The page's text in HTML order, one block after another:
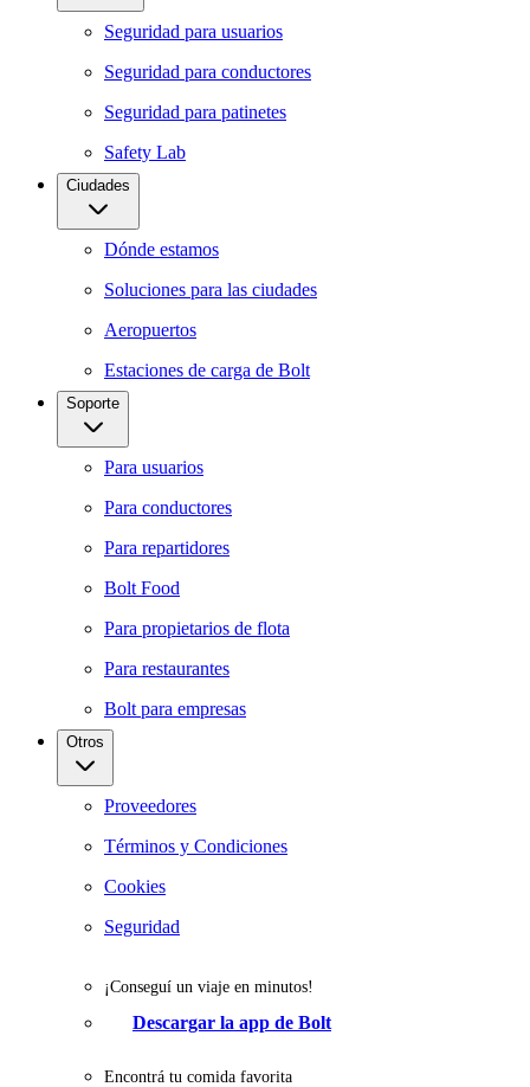
Seguridad para usuarios
Seguridad para conductores
Seguridad para patinetes
Safety Lab
Ciudades
Dónde estamos
Soluciones para las ciudades
Aeropuertos
Estaciones de carga de Bolt
Soporte
Para usuarios
Para conductores
Para repartidores
Bolt Food
Para propietarios de flota
Para restaurantes
Bolt para empresas
Otros
Proveedores
Términos y Condiciones
Cookies
Seguridad
¡Conseguí un viaje en minutos!
Descargar la app de Bolt
Encontrá tu comida favorita